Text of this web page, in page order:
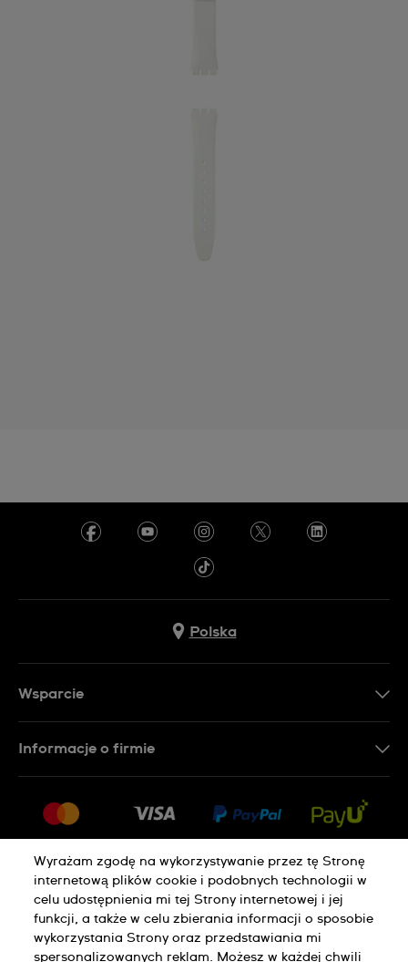
Polska
Wsparcie
Zwroty i reklamacje
Warunki sprzedaży
Odstąp od umowy
Informacje o firmie
Praca
Polityka Prywatności Pliki Cookie
Wyrażam zgodę na wykorzystywanie przez tę Stronę
internetową plików cookie i podobnych technologii w
celu udostępnienia mi tej Strony internetowej i jej
funkcji, a także w celu zbierania informacji o sposobie
wykorzystania Strony oraz przedstawiania mi
spersonalizowanych reklam. Możesz w każdej chwili